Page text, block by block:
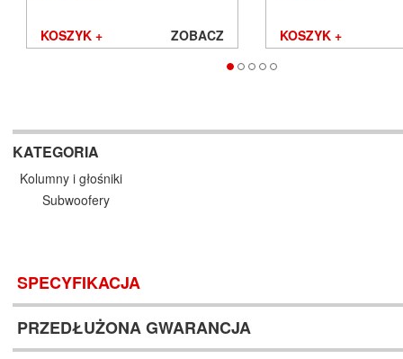
KOSZYK + ZOBACZ KOSZYK +
KATEGORIA
Kolumny i głośniki
Subwoofery
SPECYFIKACJA
PRZEDŁUŻONA GWARANCJA